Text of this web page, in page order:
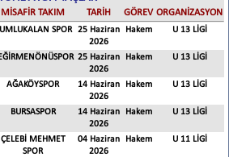
MİSAFİR TAKIM TARİH GÖREV ORGANİZASYON
SPOR
25 Haziran
2026
Hakem U 13 LİGİ
25 Haziran
2026
Hakem U 13 LİGİ
AĞAKÖYSPOR
14 Haziran
2026
Hakem U 13 LİGİ
BURSASPOR
14 Haziran
2026
Hakem U 13 LİGİ
ÇELEBİ MEHMET
SPOR
04 Haziran
2026
Hakem U 11 LİGİ